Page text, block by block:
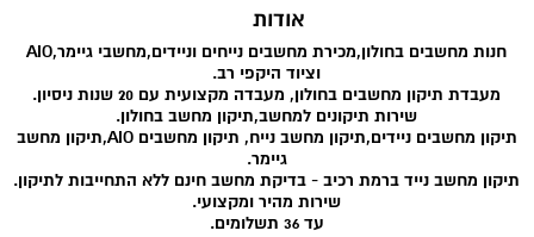
אודות
חנות מחשבים בחולון,מכירת מחשבים נייחים וניידים,מחשבי גיימר,AIO
וציוד היקפי רב.
מעבדת תיקון מחשבים בחולון, מעבדה מקצועית עם 20 שנות ניסיון.
שירות תיקונים למחשב,תיקון מחשב בחולון.
תיקון מחשבים ניידים,תיקון מחשב נייח, תיקון מחשבים AIO,תיקון מחשב
גיימר.
תיקון מחשב נייד ברמת רכיב - בדיקת מחשב חינם ללא התחייבות לתיקון.
שירות מהיר ומקצועי.
עד 36 תשלומים.